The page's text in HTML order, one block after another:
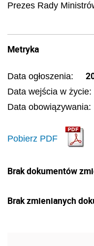
Prezes Rady
Metryka
Data ogłoszenia:
Data wejścia w życie:
Data obowiązywania:
Pobierz PDF
Brak dokumentów
Brak zmienianych